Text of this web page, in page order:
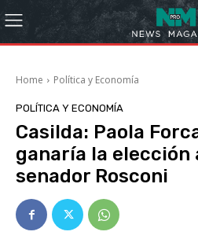
Home Política y Economía
POLÍTICA Y ECONOMÍA
Casilda: Paola
ganaría la
senador Rosconi